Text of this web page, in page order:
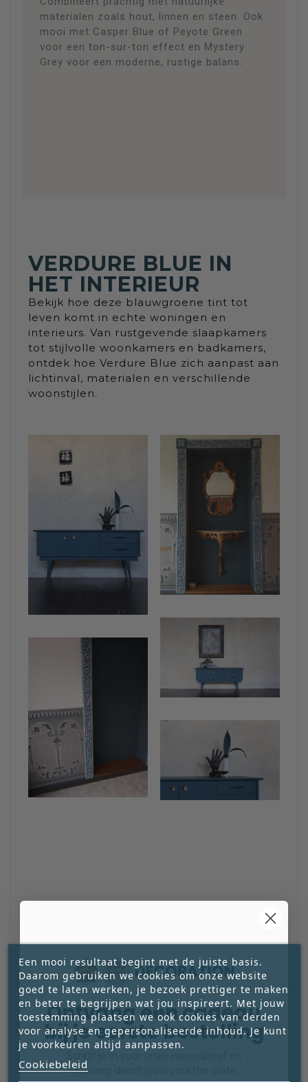
materialen zoals hout, linnen en steen. Ook
mooi met Casper Blue of Peyote Green
voor een ton-sur-ton effect en Mystery
Grey voor een moderne, rustige balans.
VERDURE BLUE IN
HET INTERIEUR
Bekijk hoe deze blauwgroene tint tot
leven komt in echte woningen en
interieurs. Van rustgevende slaapkamers
tot stijlvolle woonkamers en badkamers,
ontdek hoe Verdure Blue zich aanpast aan
lichtinval, materialen en verschillende
woonstijlen.
VEELGESTELDE
VRAGEN
Heb je vragen over kleurkeuze, toepassing
Een mooi resultaat begint met de juiste basis.
Daarom gebruiken we cookies om onze website
goed te laten werken, je bezoek prettiger te maken
en beter te begrijpen wat jou inspireert. Met jouw
toestemming plaatsen we ook cookies van derden
voor analyse en gepersonaliseerde inhoud. Je kunt
je voorkeuren altijd aanpassen.
Cookiebeleid
Ontvang een cadeau
bij je eerste bestelling
ontvang direct jouw voucher code.